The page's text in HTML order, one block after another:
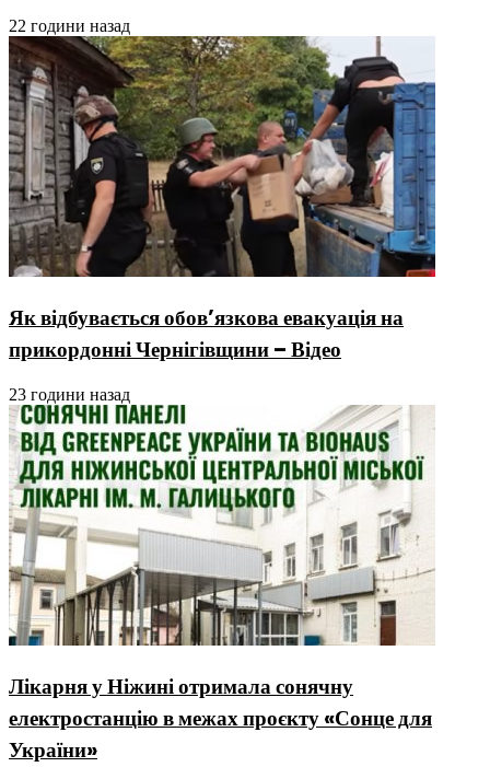
22 години назад
Як відбувається обов’язкова евакуація на
прикордонні Чернігівщини – Відео
23 години назад
Лікарня у Ніжині отримала сонячну
електростанцію в межах проєкту «Сонце для
України»